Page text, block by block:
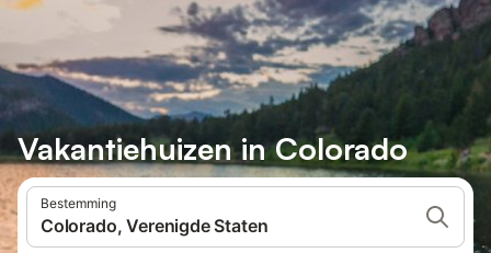
Vakantiehuizen in Colorado
Bestemming
Colorado, Verenigde Staten